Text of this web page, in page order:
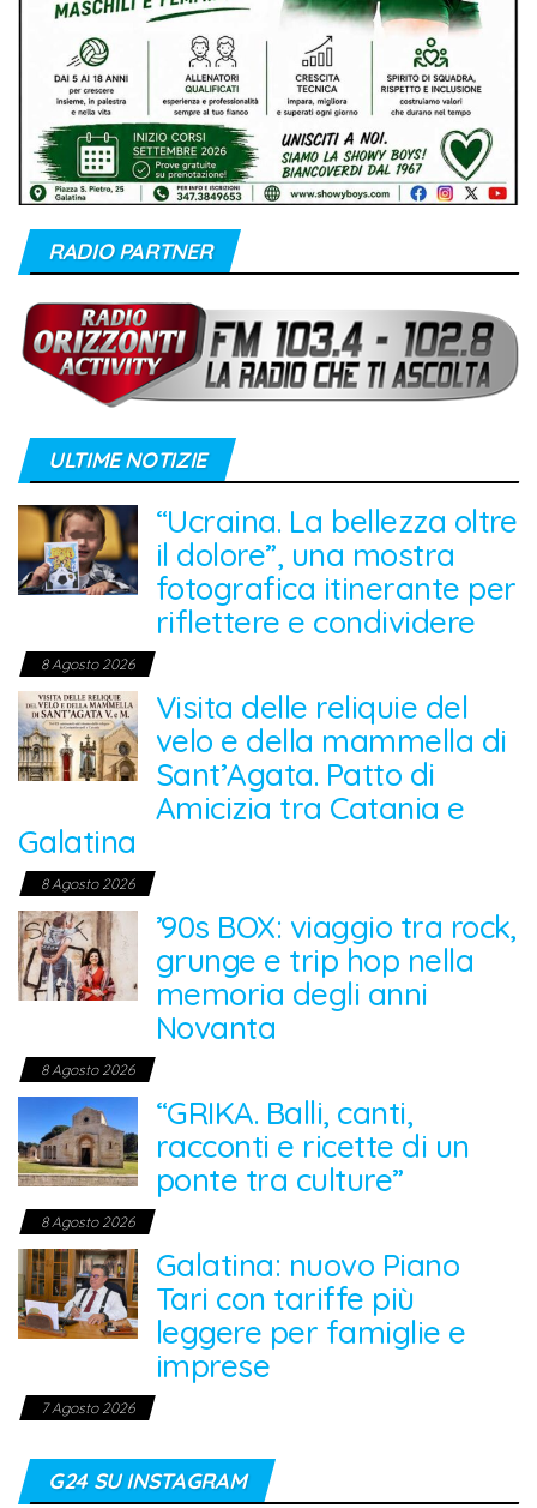
RADIO PARTNER
ULTIME NOTIZIE
“Ucraina. La bellezza oltre
il dolore”, una mostra
fotografica itinerante per
riflettere e condividere
8 Agosto 2026
Visita delle reliquie del
velo e della mammella di
Sant’Agata. Patto di
Amicizia tra Catania e
Galatina
8 Agosto 2026
’90s BOX: viaggio tra rock,
grunge e trip hop nella
memoria degli anni
Novanta
8 Agosto 2026
“GRIKA. Balli, canti,
racconti e ricette di un
ponte tra culture”
8 Agosto 2026
Galatina: nuovo Piano
Tari con tariffe più
leggere per famiglie e
imprese
7 Agosto 2026
G24 SU INSTAGRAM